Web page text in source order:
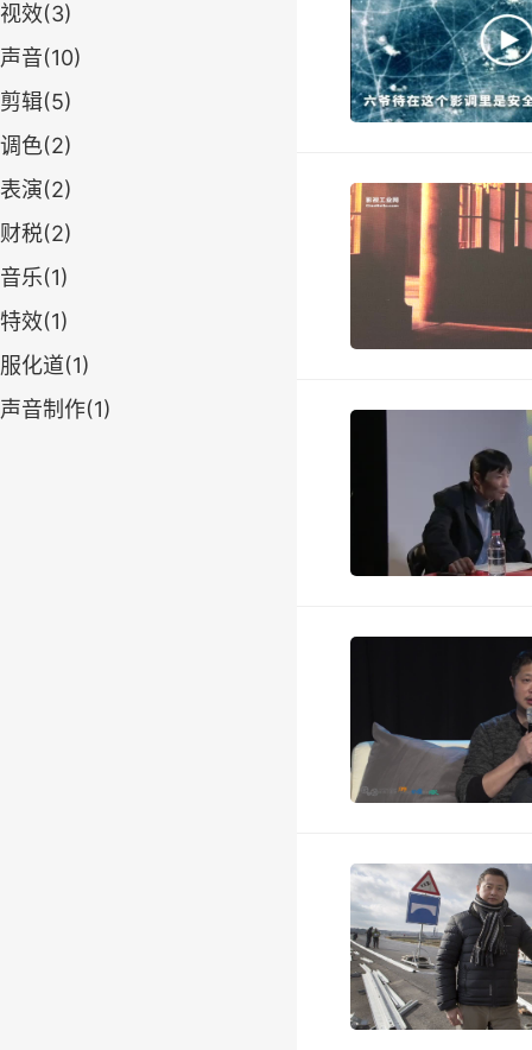
视效(3)
声音(10)
剪辑(5)
调色(2)
表演(2)
财税(2)
音乐(1)
特效(1)
服化道(1)
声音制作(1)